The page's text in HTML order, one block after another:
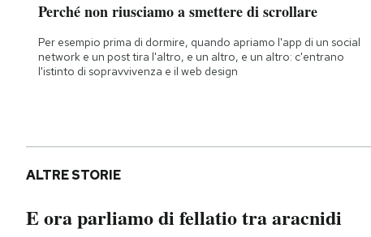
Perché non riusciamo a smettere di scrollare
Per esempio prima di dormire, quando apriamo l'app di un social
network e un post tira l'altro, e un altro, e un altro: c'entrano
l'istinto di sopravvivenza e il web design
ALTRE STORIE
E ora parliamo di fellatio tra aracnidi